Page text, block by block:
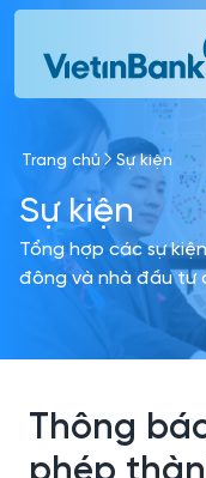
Skip to Main Content
Trang chủ Sự kiện
Sự kiện
Tổng hợp các sự
đông và nhà đầu tư
Thông